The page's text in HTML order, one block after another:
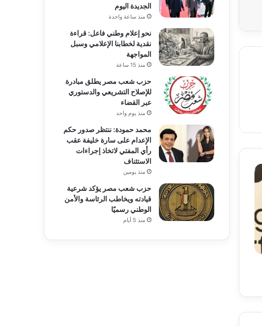
الجديدة اليوم
منذ ساعة واحدة
نحو إعلام وطني فاعل: قراءة
نقدية لخطابنا الإعلامي وسبل
المواجهة
منذ 15 ساعة
حزب شعب مصر يطلق مبادرة
للإصلاح التشريعي والدستوري
عبر القضاء
منذ يوم واحد
محمد حمودة: ننتظر صدور حكم
الإعدام على سارة خليفة عقب
رأي المفتي لاتخاذ إجراءات
الاستئناف
منذ يومين
حزب شعب مصر يؤكد شرعية
قيادته ويخاطب الرئاسة والأمن
الوطني رسميًا
منذ 5 أيام